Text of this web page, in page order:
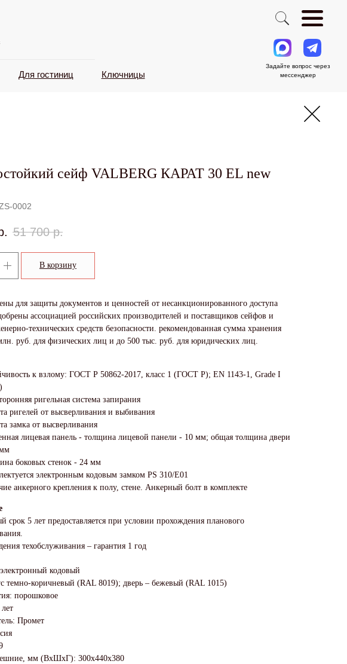
Для гостиниц Ключницы
Задайте вопрос через
мессенджер
сейф VALBERG КАРАТ 30 EL new
0002
51 700 р.
В корзину
для защиты документов и ценностей от несанкционированного доступа
ассоциацией российских производителей и поставщиков сейфов и
технических средств безопасности. рекомендованная сумма хранения
руб. для физических лиц и до 500 тыс. руб. для юридических лиц.
к взлому: ГОСТ Р 50862-2017, класс 1 (ГОСТ Р); EN 1143-1, Grade I
ригельная система запирания
ригелей от высверливания и выбивания
замка от высверливания
лицевая панель - толщина лицевой панели - 10 мм; общая толщина двери
боковых стенок - 24 мм
электронным кодовым замком PS 310/E01
анкерного крепления к полу, стене. Анкерный болт в комплекте
срок 5 лет предоставляется при условии прохождения планового
техобслуживания – гарантия 1 год
кодовый
темно-коричневый (RAL 8019); дверь – бежевый (RAL 1015)
порошковое
Промет
мм (ВхШхГ): 300x440x380